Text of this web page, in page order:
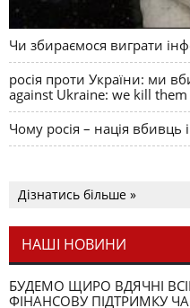
Чи збираємося виграти
росія проти України: ми
against Ukraine: we kill
Чому росія – нація вбивць і
Дізнатись більше »
НАШІ НОВИНИ
БУДЕМО ЩИРО ВДЯЧНІ
ФІНАНСОВУ ПІДТРИМКУ